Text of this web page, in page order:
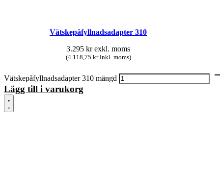
Vätskepåfyllnadsadapter 310
3.295 kr exkl. moms
(4.118,75 kr inkl. moms)
Vätskepåfyllnadsadapter 310 mängd
Lägg till i varukorg